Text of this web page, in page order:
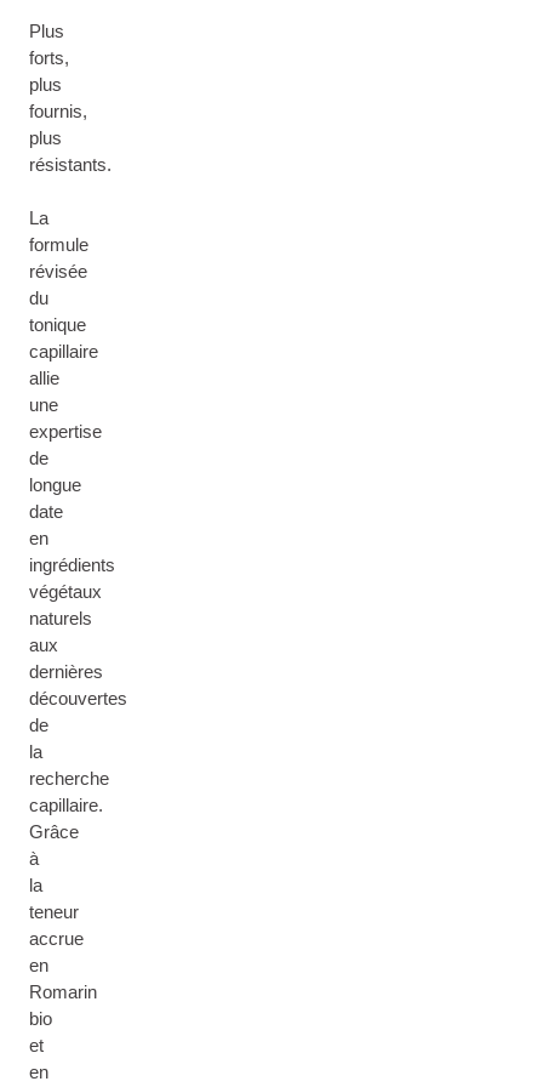
Plus
forts,
plus
fournis,
plus
résistants.
La
formule
révisée
du
tonique
capillaire
allie
une
expertise
de
longue
date
en
ingrédients
végétaux
naturels
aux
dernières
découvertes
de
la
recherche
capillaire.
Grâce
à
la
teneur
accrue
en
Romarin
bio
et
en